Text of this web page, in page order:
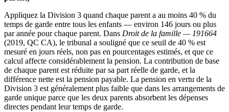
Appliquez la Division 3 quand chaque parent a au moins 40 % du
temps de garde entre tous les enfants — environ 146 jours ou plus
par année pour chaque parent. Dans Droit de la famille — 191664
(2019, QC CA), le tribunal a souligné que ce seuil de 40 % est
mesuré en jours réels, non pas en pourcentages estimés, et que ce
calcul affecte considérablement la pension. La contribution de base
de chaque parent est réduite par sa part réelle de garde, et la
différence nette est la pension payable. La pension en vertu de la
Division 3 est généralement plus faible que dans les arrangements de
garde unique parce que les deux parents absorbent les dépenses
directes pendant leur temps de garde.